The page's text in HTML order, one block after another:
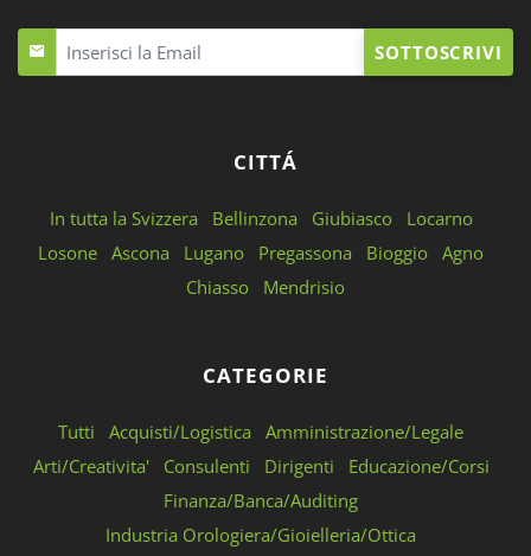
SOTTOSCRIVI
CITTÁ
In tutta la Svizzera Bellinzona Giubiasco
Locarno
Losone Ascona Lugano Pregassona Bioggio Agno
Chiasso
Mendrisio
CATEGORIE
Tutti Acquisti/Logistica
Amministrazione/Legale
Arti/Creativita'
Consulenti Dirigenti
Educazione/Corsi
Finanza/Banca/Auditing
Industria Orologiera/Gioielleria/Ottica